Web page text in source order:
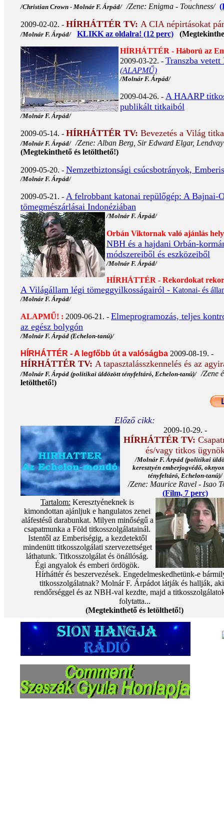
/Christian Crown - Molnár F. Árpád//Zene: Enigma - Touchness/
2009-02-02. - HÍRHÁTTÉR TV: A CIA népirtásokat
/Molnár F. Árpád/ KLIKK az oldalra! (12 perc)
HÍRHÁTTÉR - Háború az
2009-03-22. - Transzba
(ALAPMŰ)
/Molnár F. Árpád/
2009-04-26. - A HAARP
publikált titkaiból
/Molnár F. Árpád/
2009-05-14. - HÍRHÁTTÉR TV: Bevezetés a Világ
/Molnár F. Árpád//Zene: Alban Berg, Sir Edward Elgar,
(Megtekinthető és letölthető!)
2009-05-20. - Nemzetbiztonsági csúcsbotrányok,
/Molnár F. Árpád/
2009-05-21. - A felrobbant katonai repülőgép: A Bajnai-
tömegmészárlásai Indonéziában
/Molnár F. Árpád/
Orbán Viktornak való ajánlás
NBH és a hajdani Orbán-
módszereiből és eszközeiből
/Molnár F. Árpád/
HÍRHÁTTÉR - Rekordokat
A Világállam légi tömeggyilkosságairól - Katonai- és
/Molnár F. Árpád/
ALAPMŰ! : 2009-06-21. - Elmeprogramozás, teljes
az egész bolygón
/Molnár F. Árpád (Echelon-tanú)/
HÍRHÁTTÉR - A legfőbb út a valóságba 2009-08-19. -
HÍRHÁTTÉR TV: A tapasztalásszkennelés és az
/Molnár F. Árpád (politikai üldözött tényfeltáró, Echelon-tanú)//Zene
letölthető!)
Előző cikk:
2009-10-29. -
HÍRHÁTTÉR TV:
és/vagy titkos
/Molnár F. Árpád (politikai
keresztyén emberjogvédő,
tényfeltáró, Echelon-tanú)/
/Zene: Maurice Ravel - Isao
(Film, 7 perc)
Tartalom: Keresztyéneknek is
kimondottan ajánljuk e hangulatos zenei
aláfestésű darabunkat. Milyen minőségű a
csapatmunka a Föld titkosszolgálatainál.
Istentől az Emberiségig, a kezdetektől
mindenütt titkosszolgálati szervezettséget
láthatunk. Titkosszolgálat és önállóság.
Égi angyalok és emberi ördögök.
Hírháttér és beszervezések. Engedelmeskedhetünk-e
titkosszolgálatnak? Molnár F. Árpádot látják és hallják,
rendőrséggel és az NBH-val kezdte, majd a
folytatta...
(Megtekinthető és letölthető!)